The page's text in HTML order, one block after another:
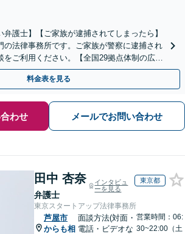
弁護士】【ご家族が逮捕されてしまったら】
の法律事務所です。ご家族が警察に逮捕され
をご利用ください。【全国29拠点体制の広域
日中の電話相談可(予約制)】
料金表を見る
わせ メールでお問い合わせ
田中 杏奈
弁護士
インタビュ
ーを見る
東京都
東京スタートアップ法律事務所
芦屋市
からも相
面談方法(対面・
電話・ビデオな
営業時間：06:
30~22:00（土